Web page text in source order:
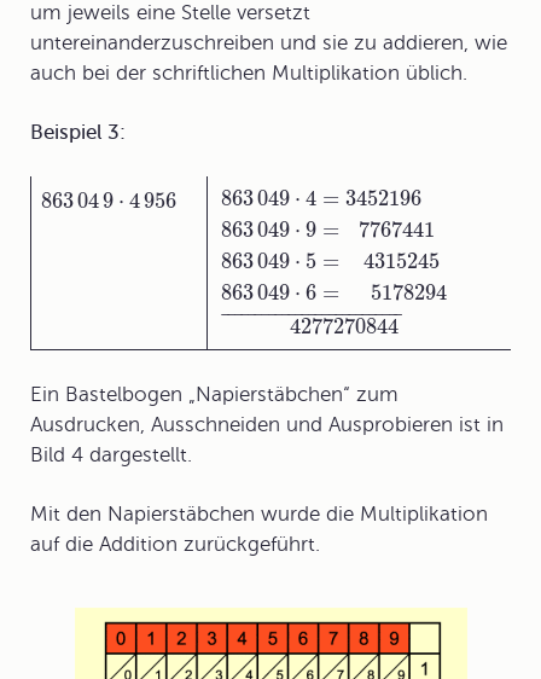
um jeweils eine Stelle versetzt
untereinanderzuschreiben und sie zu addieren, wie
auch bei der schriftlichen Multiplikation üblich.
Beispiel 3:
863049 ⋅ 4956 863049 ⋅ 4 = 3452196
863049 ⋅ 9 =
7767441
863049 ⋅ 5 =
4315245
863049 ⋅ 6 =
5178294
4277270844
¯ ¯
¯¯¯¯¯¯¯¯¯¯¯¯¯¯¯¯¯¯¯¯¯¯¯¯¯
Ein Bastelbogen „Napierstäbchen“ zum
Ausdrucken, Ausschneiden und Ausprobieren ist in
Bild 4 dargestellt.
Mit den Napierstäbchen wurde die Multiplikation
auf die Addition zurückgeführt.